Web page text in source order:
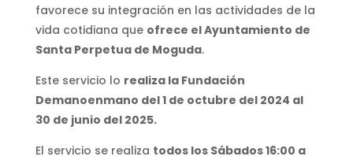
favorece su integración en las actividades de la
vida cotidiana que ofrece el Ayuntamiento de
Santa Perpetua de Moguda.
Este servicio lo realiza la Fundación
Demanoenmano del 1 de octubre del 2024 al
30 de junio del 2025.
El servicio se realiza todos los Sábados 16:00 a